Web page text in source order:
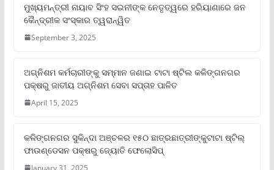
ମୁଖ୍ୟମନ୍ତ୍ରୀ ନାୟାବ ସିଂହ ସଇନୀଙ୍କ ନେତୃତ୍ୱରେ ହରିୟାଣାରେ ଜନ
କୈନ୍ଦ୍ରୀକ ସଂସ୍କାର ତ୍ୱରାନ୍ୱିତ
September 3, 2025
ଅଗ୍ନିଶମ କର୍ମଚାରୀଙ୍କୁ ସମ୍ମାନ ଜଣାଇ ଟାଟା ଷ୍ଟିଲ କଳିଙ୍ଗନଗର
ପକ୍ଷରୁ ଜାତୀୟ ଅଗ୍ନିଶମ ସେବା ସପ୍ତାହ ପାଳିତ
April 15, 2025
କଳିଙ୍ଗନଗର ସୁକିନ୍ଦା ଅଞ୍ଚଳର ୧୫୦ ଛାତ୍ରଛାତ୍ରୀଙ୍କୁଟାଟା ଷ୍ଟିଲ୍
ଫାଉଣ୍ଡେସନ ପକ୍ଷରୁ ଜ୍ୟୋତି ଫେଲୋସିପ୍‌
January 31, 2025